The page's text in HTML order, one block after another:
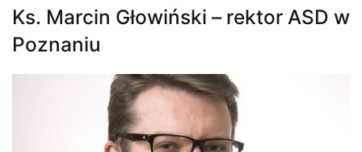
Ks. Marcin Głowiński – rektor ASD w
Poznaniu